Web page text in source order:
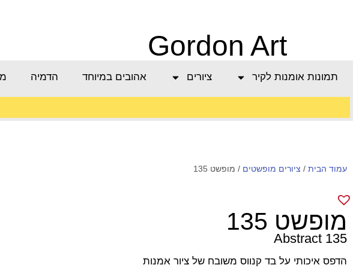
Gordon Art
תמונות אומנות לקיר ציורים אהובים במיוחד הדמיה
מעל 800 ש"ח
עמוד הבית / ציורים מופשטים / מופשט 135
מופשט 135
Abstract 135
הדפס איכותי על בד קנווס משובח של ציור אמנות